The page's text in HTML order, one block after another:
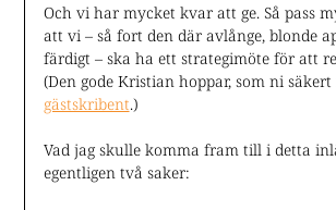
Och vi har mycket kvar att ge. Så pass
att vi – så fort den där avlånge, blonde
färdigt – ska ha ett strategimöte för att
(Den gode Kristian hoppar, som ni
gästskribent.)
Vad jag skulle komma fram till i detta
egentligen två saker: